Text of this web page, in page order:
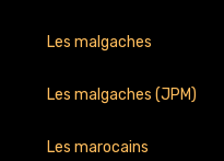
Les malgaches
Les malgaches (JPM)
Les marocains